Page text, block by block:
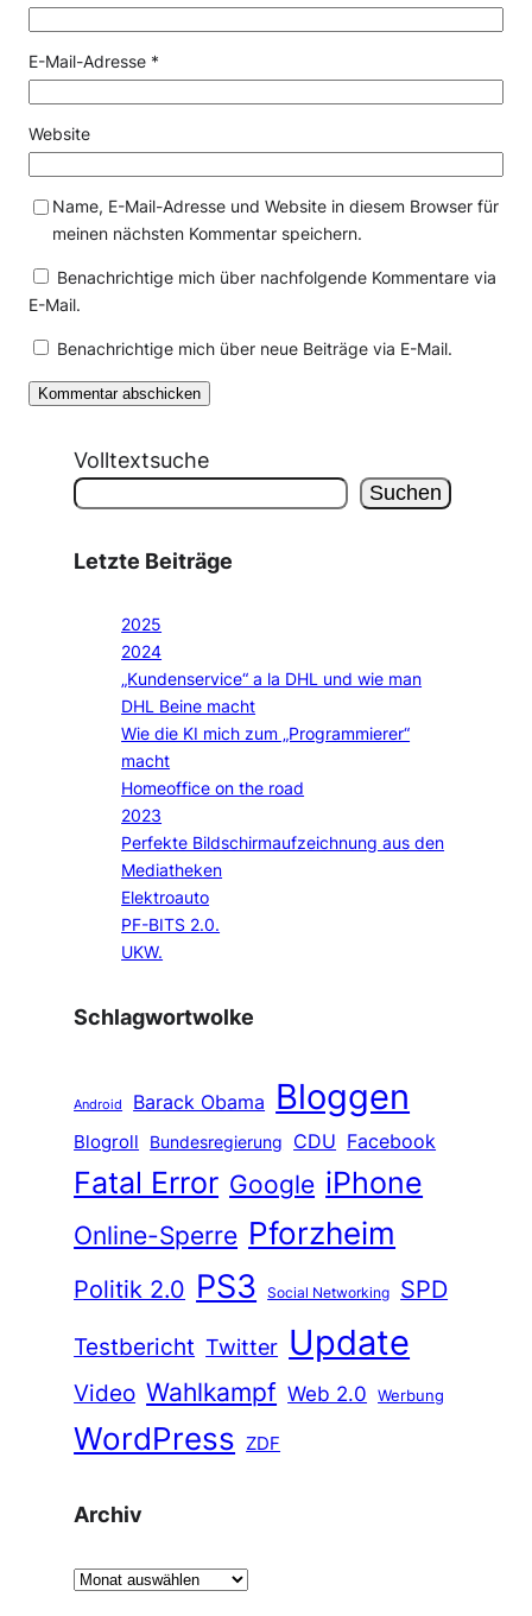
E-Mail-Adresse *
Website
Name, E-Mail-Adresse und Website in diesem Browser für
meinen nächsten Kommentar speichern.
Benachrichtige mich über nachfolgende Kommentare via
E-Mail.
Benachrichtige mich über neue Beiträge via E-Mail.
Volltextsuche
Suchen
Letzte Beiträge
2025
2024
„Kundenservice“ a la DHL und wie man
DHL Beine macht
Wie die KI mich zum „Programmierer“
macht
Homeoffice on the road
2023
Perfekte Bildschirmaufzeichnung aus den
Mediatheken
Elektroauto
PF-BITS 2.0.
UKW.
Schlagwortwolke
Android Barack Obama Bloggen
Blogroll Bundesregierung CDU Facebook
Fatal Error Google iPhone
Online-Sperre Pforzheim
Politik 2.0 PS3 Social Networking
SPD
Testbericht Twitter Update
Video Wahlkampf Web 2.0 Werbung
WordPress ZDF
Archiv
A